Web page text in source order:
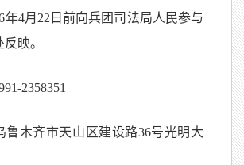
年4月22日前向兵团司法局人民参与
映。
2358351
鲁木齐市天山区建设路36号光明大